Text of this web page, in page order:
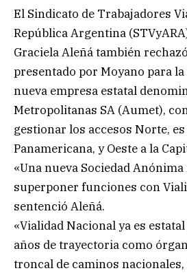
El Sindicato de Trabajadores
República Argentina
Graciela Aleñá también
presentado por Moyano para
nueva empresa estatal
Metropolitanas SA (Aumet),
gestionar los accesos Norte,
Panamericana, y Oeste a la
«Una nueva Sociedad
superponer funciones con
sentenció Aleñá.
«Vialidad Nacional ya es
años de trayectoria como
troncal de caminos